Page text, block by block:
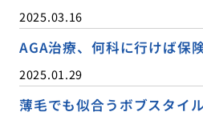
2025.03.16
AGA治療、何科に行けば保
2025.01.29
薄毛でも似合うボブスタイ